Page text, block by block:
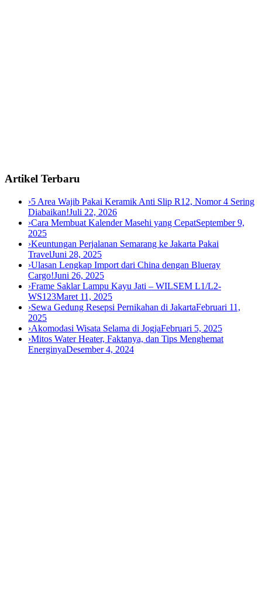
Artikel Terbaru
›5 Area Wajib Pakai Keramik Anti Slip R12, Nomor 4 Sering
Diabaikan!Juli 22, 2026
›Cara Membuat Kalender Masehi yang CepatSeptember 9,
2025
›Keuntungan Perjalanan Semarang ke Jakarta Pakai
TravelJuni 28, 2025
›Ulasan Lengkap Import dari China dengan Blueray
Cargo!Juni 26, 2025
›Frame Saklar Lampu Kayu Jati – WILSEM L1/L2-
WS123Maret 11, 2025
›Sewa Gedung Resepsi Pernikahan di JakartaFebruari 11,
2025
›Akomodasi Wisata Selama di JogjaFebruari 5, 2025
›Mitos Water Heater, Faktanya, dan Tips Menghemat
EnerginyaDesember 4, 2024